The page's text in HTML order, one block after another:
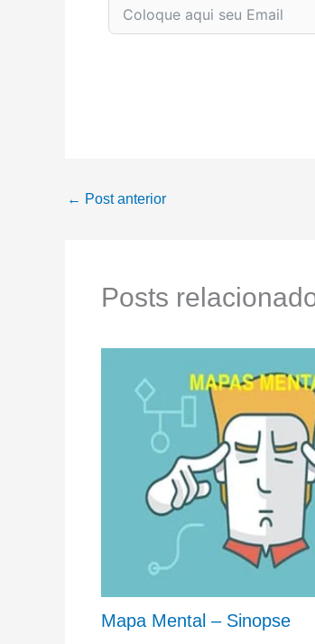
← Post anterior
Posts
Mapa Mental – Sinopse